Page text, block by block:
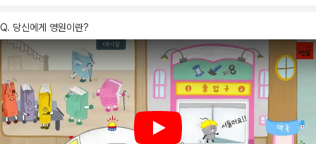
Q. 당신에게 영원이란?
Play